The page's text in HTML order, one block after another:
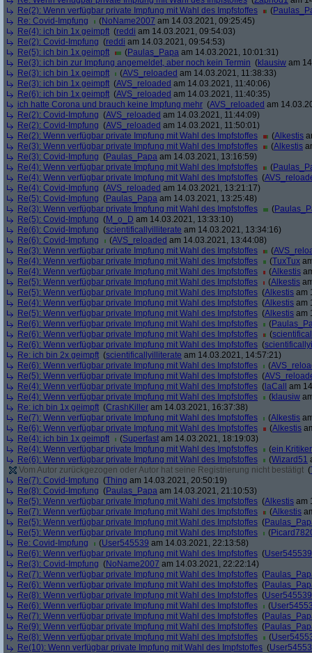
Re(2): Wenn verfügbar private Impfung mit Wahl des Impfstoffes
(
Re: Covid-Impfung
(NoName2007 am 14.03.2021, 09:25:45)
Re(4): ich bin 1x geimpft (reddi am 14.03.2021, 09:54:03)
Re(2): Covid-Impfung (reddi am 14.03.2021, 09:54:53)
Re(5): ich bin 1x geimpft
(Paulas_Papa am 14.03.2021, 10:01:31)
Re(3): ich bin zur Impfung angemeldet, aber noch kein Termin (klausiw am
Re(3): ich bin 1x geimpft
(AVS_reloaded am 14.03.2021, 11:38:33)
Re(3): ich bin 1x geimpft (AVS_reloaded am 14.03.2021, 11:40:06)
Re(6): ich bin 1x geimpft (AVS_reloaded am 14.03.2021, 11:40:35)
ich hatte Corona und brauch keine Impfung mehr (AVS_reloaded am
Re(2): Covid-Impfung (AVS_reloaded am 14.03.2021, 11:44:09)
Re(2): Covid-Impfung (AVS_reloaded am 14.03.2021, 11:50:01)
Re(2): Wenn verfügbar private Impfung mit Wahl des Impfstoffes
(Alkestis
Re(3): Wenn verfügbar private Impfung mit Wahl des Impfstoffes
(Alkestis
Re(3): Covid-Impfung (Paulas_Papa am 14.03.2021, 13:16:59)
Re(4): Wenn verfügbar private Impfung mit Wahl des Impfstoffes
(
Re(4): Wenn verfügbar private Impfung mit Wahl des Impfstoffes (
Re(4): Covid-Impfung (AVS_reloaded am 14.03.2021, 13:21:17)
Re(5): Covid-Impfung (Paulas_Papa am 14.03.2021, 13:25:48)
Re(3): Wenn verfügbar private Impfung mit Wahl des Impfstoffes
(
Re(5): Covid-Impfung (M_o_D am 14.03.2021, 13:33:10)
Re(6): Covid-Impfung (scientificallyilliterate am 14.03.2021, 13:34:16)
Re(6): Covid-Impfung
(AVS_reloaded am 14.03.2021, 13:44:08)
Re(3): Wenn verfügbar private Impfung mit Wahl des Impfstoffes
(
Re(4): Wenn verfügbar private Impfung mit Wahl des Impfstoffes
(TuxTux
Re(4): Wenn verfügbar private Impfung mit Wahl des Impfstoffes
(Alkestis
Re(5): Wenn verfügbar private Impfung mit Wahl des Impfstoffes
(Alkestis
Re(5): Wenn verfügbar private Impfung mit Wahl des Impfstoffes (Alkestis am
Re(4): Wenn verfügbar private Impfung mit Wahl des Impfstoffes (Alkestis am
Re(5): Wenn verfügbar private Impfung mit Wahl des Impfstoffes (Alkestis am
Re(6): Wenn verfügbar private Impfung mit Wahl des Impfstoffes
(
Re(6): Wenn verfügbar private Impfung mit Wahl des Impfstoffes
(
Re(6): Wenn verfügbar private Impfung mit Wahl des Impfstoffes (
Re: ich bin 2x geimpft (scientificallyilliterate am 14.03.2021, 14:57:21)
Re(6): Wenn verfügbar private Impfung mit Wahl des Impfstoffes
(
Re(5): Wenn verfügbar private Impfung mit Wahl des Impfstoffes (
Re(4): Wenn verfügbar private Impfung mit Wahl des Impfstoffes ( laCall
am
Re(4): Wenn verfügbar private Impfung mit Wahl des Impfstoffes
(klausiw
Re: ich bin 1x geimpft (CrashKiller am 14.03.2021, 16:37:38)
Re(7): Wenn verfügbar private Impfung mit Wahl des Impfstoffes
(Alkestis
Re(6): Wenn verfügbar private Impfung mit Wahl des Impfstoffes
(Alkestis
Re(4): ich bin 1x geimpft
(Superfast am 14.03.2021, 18:19:03)
Re(4): Wenn verfügbar private Impfung mit Wahl des Impfstoffes
(ein Kritiker
Re(6): Wenn verfügbar private Impfung mit Wahl des Impfstoffes
(Wizard51
Vom Autor zurückgezogen oder Autor hat seine Registrierung nicht bestätigt (
Re(7): Covid-Impfung (Thing am 14.03.2021, 20:50:19)
Re(8): Covid-Impfung (Paulas_Papa am 14.03.2021, 21:10:53)
Re(5): Wenn verfügbar private Impfung mit Wahl des Impfstoffes (Alkestis am
Re(7): Wenn verfügbar private Impfung mit Wahl des Impfstoffes
(Alkestis
Re(5): Wenn verfügbar private Impfung mit Wahl des Impfstoffes (
Re(5): Wenn verfügbar private Impfung mit Wahl des Impfstoffes
(
Re: Covid-Impfung
(User545539 am 14.03.2021, 22:13:58)
Re(6): Wenn verfügbar private Impfung mit Wahl des Impfstoffes (User545539
Re(3): Covid-Impfung (NoName2007 am 14.03.2021, 22:22:14)
Re(7): Wenn verfügbar private Impfung mit Wahl des Impfstoffes (
Re(6): Wenn verfügbar private Impfung mit Wahl des Impfstoffes (
Re(8): Wenn verfügbar private Impfung mit Wahl des Impfstoffes (User545539
Re(6): Wenn verfügbar private Impfung mit Wahl des Impfstoffes
(
Re(7): Wenn verfügbar private Impfung mit Wahl des Impfstoffes (
Re(9): Wenn verfügbar private Impfung mit Wahl des Impfstoffes (
Re(8): Wenn verfügbar private Impfung mit Wahl des Impfstoffes
(
Re(10): Wenn verfügbar private Impfung mit Wahl des Impfstoffes (